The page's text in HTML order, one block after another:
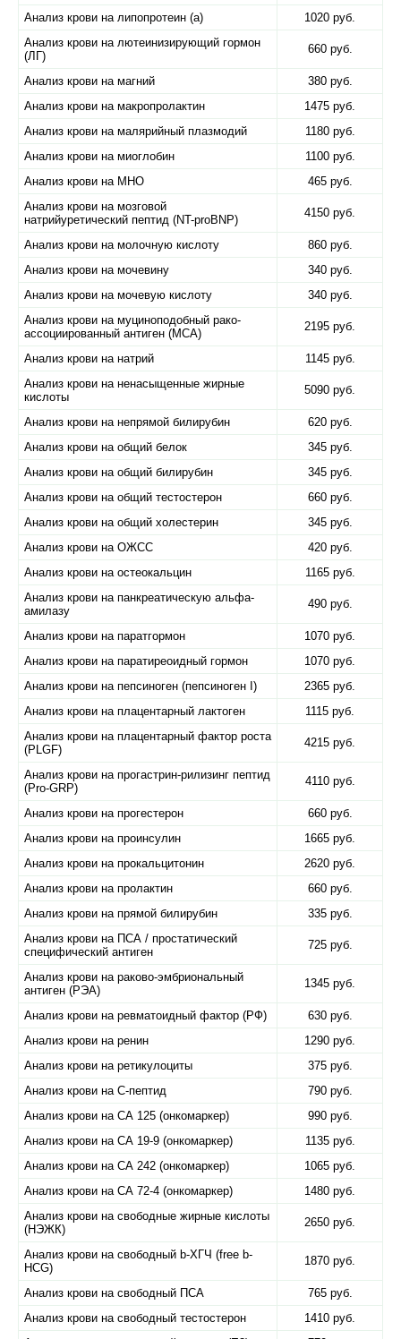
Анализ крови на липопротеин (а)
1020 руб.
Анализ крови на лютеинизирующий гормон
(ЛГ)
660 руб.
Анализ крови на магний
380 руб.
Анализ крови на макропролактин
1475 руб.
Анализ крови на малярийный плазмодий
1180 руб.
Анализ крови на миоглобин
1100 руб.
Анализ крови на МНО
465 руб.
Анализ крови на мозговой
натрийуретический пептид (NT-proBNP)
4150 руб.
Анализ крови на молочную кислоту
860 руб.
Анализ крови на мочевину
340 руб.
Анализ крови на мочевую кислоту
340 руб.
Анализ крови на муциноподобный рако-
ассоциированный антиген (MCA)
2195 руб.
Анализ крови на натрий
1145 руб.
Анализ крови на ненасыщенные жирные
кислоты
5090 руб.
Анализ крови на непрямой билирубин
620 руб.
Анализ крови на общий белок
345 руб.
Анализ крови на общий билирубин
345 руб.
Анализ крови на общий тестостерон
660 руб.
Анализ крови на общий холестерин
345 руб.
Анализ крови на ОЖСС
420 руб.
Анализ крови на остеокальцин
1165 руб.
Анализ крови на панкреатическую альфа-
амилазу
490 руб.
Анализ крови на паратгормон
1070 руб.
Анализ крови на паратиреоидный гормон
1070 руб.
Анализ крови на пепсиноген (пепсиноген I)
2365 руб.
Анализ крови на плацентарный лактоген
1115 руб.
Анализ крови на плацентарный фактор роста
(PLGF)
4215 руб.
Анализ крови на прогастрин-рилизинг пептид
(Pro-GRP)
4110 руб.
Анализ крови на прогестерон
660 руб.
Анализ крови на проинсулин
1665 руб.
Анализ крови на прокальцитонин
2620 руб.
Анализ крови на пролактин
660 руб.
Анализ крови на прямой билирубин
335 руб.
Анализ крови на ПСА / простатический
специфический антиген
725 руб.
Анализ крови на раково-эмбриональный
антиген (РЭА)
1345 руб.
Анализ крови на ревматоидный фактор (РФ)
630 руб.
Анализ крови на ренин
1290 руб.
Анализ крови на ретикулоциты
375 руб.
Анализ крови на С-пептид
790 руб.
Анализ крови на СА 125 (онкомаркер)
990 руб.
Анализ крови на СА 19-9 (онкомаркер)
1135 руб.
Анализ крови на СА 242 (онкомаркер)
1065 руб.
Анализ крови на СА 72-4 (онкомаркер)
1480 руб.
Анализ крови на свободные жирные кислоты
(НЭЖК)
2650 руб.
Анализ крови на свободный b-ХГЧ (free b-
HCG)
1870 руб.
Анализ крови на свободный ПСА
765 руб.
Анализ крови на свободный тестостерон
1410 руб.